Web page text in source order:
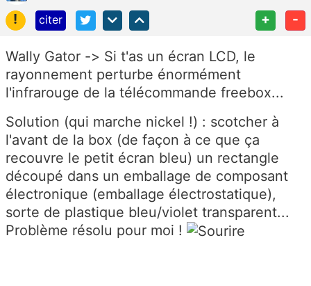
!
citer + -
Wally Gator -> Si t'as un écran LCD, le
rayonnement perturbe énormément
l'infrarouge de la télécommande freebox...
Solution (qui marche nickel !) : scotcher à
l'avant de la box (de façon à ce que ça
recouvre le petit écran bleu) un rectangle
découpé dans un emballage de composant
électronique (emballage électrostatique),
sorte de plastique bleu/violet transparent...
Problème résolu pour moi !